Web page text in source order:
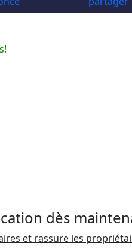
dès
et rassure les